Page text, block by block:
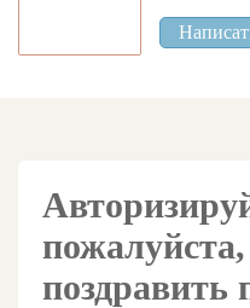
поздравить